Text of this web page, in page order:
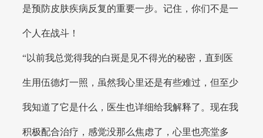
是预防皮肤疾病反复的重要一步。记住，你们不是一
个人在战斗！
“以前我总觉得我的白斑是见不得光的秘密，直到医
生用伍德灯一照，虽然我心里还是有些难过，但至少
我知道了它是什么，医生也详细给我解释了。现在我
积极配合治疗，感觉没那么焦虑了，心里也亮堂多